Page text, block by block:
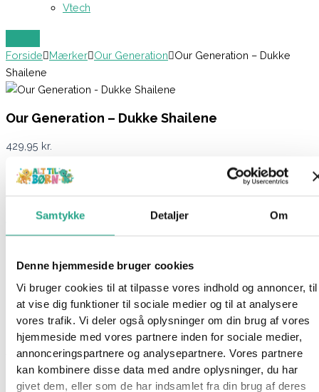
Samtykke Detaljer Om
Denne hjemmeside bruger cookies
Vi bruger cookies til at tilpasse vores indhold og annoncer, til
at vise dig funktioner til sociale medier og til at analysere
vores trafik. Vi deler også oplysninger om din brug af vores
hjemmeside med vores partnere inden for sociale medier,
annonceringspartnere og analysepartnere. Vores partnere
kan kombinere disse data med andre oplysninger, du har
givet dem, eller som de har indsamlet fra din brug af deres
Vtech
Forside Mærker Our Generation
Our Generation – Dukke
Shailene
Our Generation – Dukke Shailene
429,95 kr.
Ikke på lager
Generation
Spørg om produktet
Shailene fra Our Generation er en fin dukke med langt brunt,
bølget hår og smukke grønne øjne. Shailene er iført et
sommerligt sæt tøj med bestående af en stribet bluse, blå
shorts og røde sko.
Tag hende med en tur til stranden, hvor hun elsker at gå ture
langs vandet og mærke sandet mellem hendes tæer.